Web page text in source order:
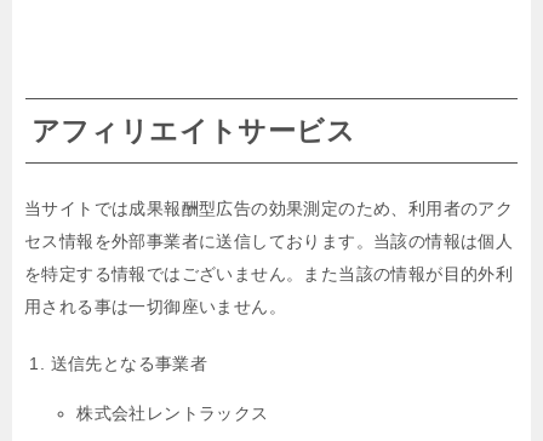
アフィリエイトサービス
当サイトでは成果報酬型広告の効果測定のため、利用者のアク
セス情報を外部事業者に送信しております。当該の情報は個人
を特定する情報ではございません。また当該の情報が目的外利
用される事は一切御座いません。
送信先となる事業者
株式会社レントラックス